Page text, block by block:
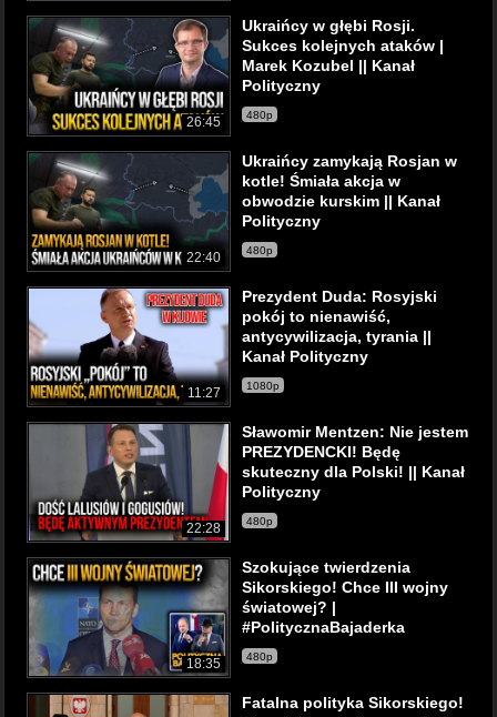
26:45
Ukraińcy w głębi Rosji.
Sukces kolejnych ataków |
Marek Kozubel || Kanał
Polityczny
480p
22:40
Ukraińcy zamykają Rosjan w
kotle! Śmiała akcja w
obwodzie kurskim || Kanał
Polityczny
480p
11:27
Prezydent Duda: Rosyjski
pokój to nienawiść,
antycywilizacja, tyrania ||
Kanał Polityczny
1080p
22:28
Sławomir Mentzen: Nie jestem
PREZYDENCKI! Będę
skuteczny dla Polski! || Kanał
Polityczny
480p
18:35
Szokujące twierdzenia
Sikorskiego! Chce III wojny
światowej? |
#PolitycznaBajaderka
480p
Fatalna polityka Sikorskiego!